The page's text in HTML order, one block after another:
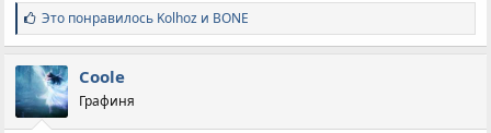
С
и
м
п
а
т
и
Это понравилось Kolhoz и BONE
Coole
Графиня